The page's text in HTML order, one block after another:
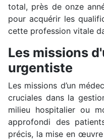
total, près de onze
pour acquérir les
cette profession vitale
Les missions
urgentiste
Les missions d’un
cruciales dans la
milieu hospitalier ou
approfondi des
précis, la mise en